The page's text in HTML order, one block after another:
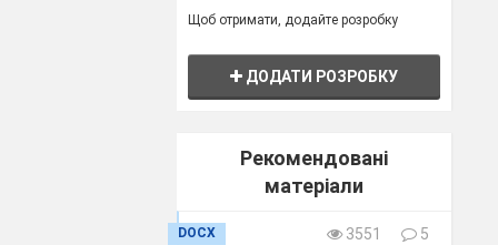
Щоб отримати, додайте розробку
ДОДАТИ РОЗРОБКУ
Рекомендовані
матеріали
DOCX 3551
5